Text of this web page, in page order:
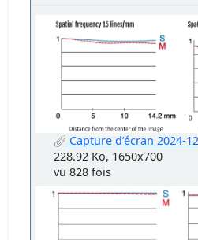
Capture d’écran 2024-
228.92 Ko, 1650x700
vu 828 fois